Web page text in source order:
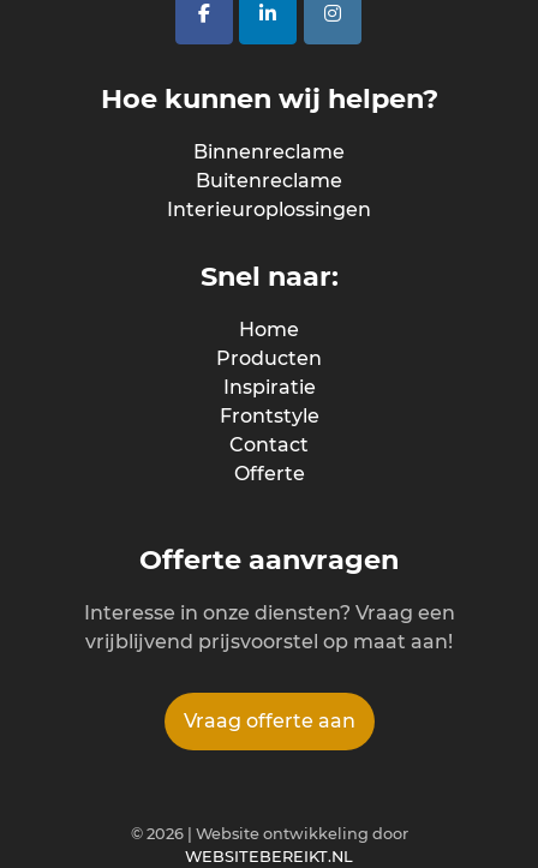
Hoe kunnen wij helpen?
Binnenreclame
Buitenreclame
Interieuroplossingen
Snel naar:
Home
Producten
Inspiratie
Frontstyle
Contact
Offerte
Offerte aanvragen
Interesse in onze diensten? Vraag een
vrijblijvend prijsvoorstel op maat aan!
Vraag offerte aan
© 2026| Website ontwikkeling door
WEBSITEBEREIKT.NL